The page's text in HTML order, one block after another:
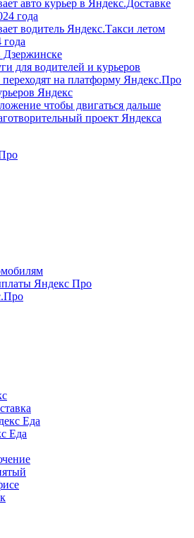
авто курьер в Яндекс.Доставке
года
водитель Яндекс.Такси летом
года
Дзержинске
для водителей и курьеров
на платформу Яндекс.Про
Яндекс
чтобы двигаться дальше
проект Яндекса
Яндекс Про
Еда
Еда